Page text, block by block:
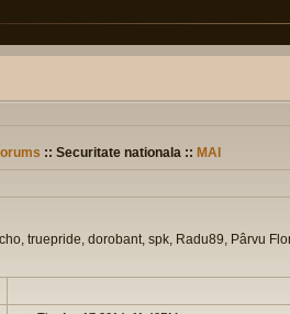
:: Securitate nationala :: MAI
truepride, dorobant, spk, Radu89, Pârvu